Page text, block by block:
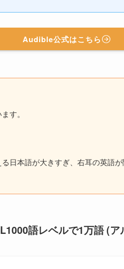
Audible公式はこちら
す。
日本語が大きすぎ、右耳の英語が
語レベルで1万語 (ア